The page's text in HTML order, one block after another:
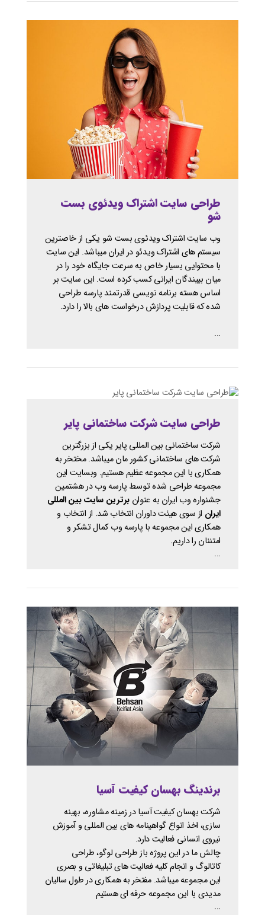
طراحی سایت اشتراک ویدئوی بست
شو
وب سایت اشتراک ویدئوی بست شو یکی از خاصترین
سیستم های اشتراک ویدئو در ایران میباشد. این سایت
با محتوایی بسیار خاص به سرعت جایگاه خود را در
میان بییندگان ایرانی کسب کرده است. این سایت بر
اساس هسته برنامه نویسی قدرتمند پارسه طراحی
شده که قابلیت پردازش درخواست های بالا را دارد.
...
طراحی سایت شرکت ساختمانی پایر
شرکت ساختمانی بین المللی پایر یکی از بزرگترین
شرکت های ساختمانی کشور مان میباشد. مختخر به
همکاری با این مجموعه عظیم هستیم. وبسایت این
مجموعه طراحی شده توسط پارسه وب در هشتمین
جشنواره وب ایران به عنوانبرترین سایت بین المللی
ایران از سوی هیئت داوران انتخاب شد. از انتخاب و
همکاری این مجموعه با پارسه وب کمال تشکر و
امتننان را داریم.
...
برندینگ بهسان کیفیت آسیا
شرکت بهسان کیفیت آسیا در زمینه مشاوره، بهینه
سازی، اخذ انواع گواهینامه های بین المللی و آموزش
نیروی انسانی فعالیت دارد.
چالش ما در این پروژه باز طراحی لوگو، طراحی
کاتالوگ و انجام کلیه فعالیت های تبلیغاتی و بصری
این مجموعه میباشد. مفتخر به همکاری در طول سالیان
مدیدی با این مجموعه حرفه ای هستیم
...